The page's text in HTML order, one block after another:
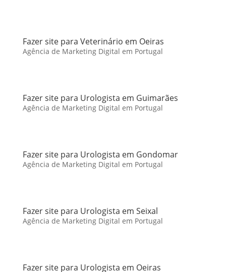
Fazer site para Veterinário em Oeiras
Agência de Marketing Digital em Portugal
Fazer site para Urologista em Guimarães
Agência de Marketing Digital em Portugal
Fazer site para Urologista em Gondomar
Agência de Marketing Digital em Portugal
Fazer site para Urologista em Seixal
Agência de Marketing Digital em Portugal
Fazer site para Urologista em Oeiras